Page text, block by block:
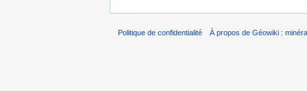
Politique de confidentialité À propos de Géowiki :